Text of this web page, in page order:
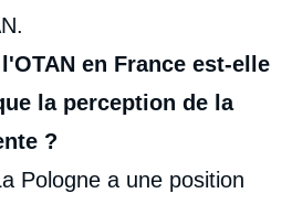
en France est-elle
la perception de la
?
Pologne a une position